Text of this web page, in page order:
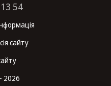
54
сайту
2026